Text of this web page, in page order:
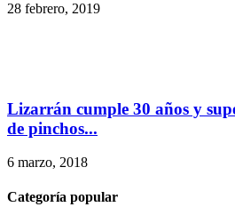
28 febrero, 2019
Lizarrán cumple 30 años y
de pinchos...
6 marzo, 2018
Categoría popular